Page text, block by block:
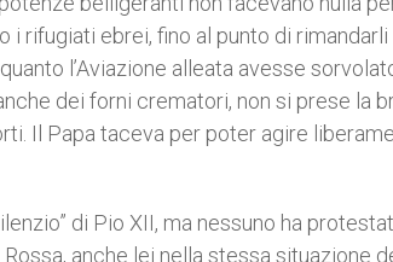
rifugiati ebrei, fino al punto di rimandarli
l’Aviazione alleata avesse
dei forni crematori, non si prese la
Il Papa taceva per poter agire
di Pio XII, ma nessuno ha
anche lei nella stessa situazione